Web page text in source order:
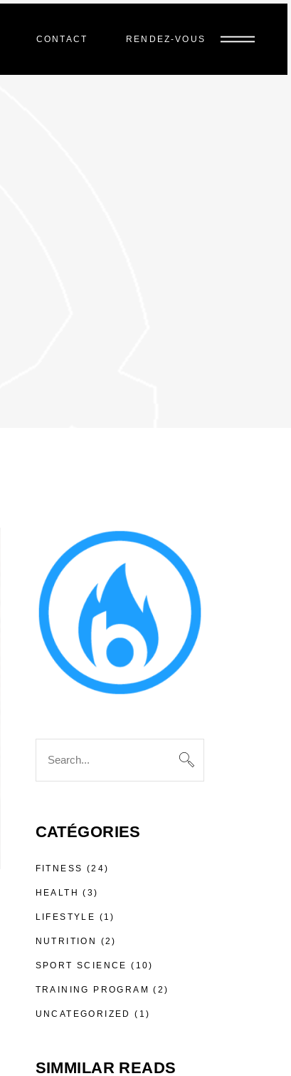
CONTACT RENDEZ-VOUS
CATÉGORIES
FITNESS (24)
HEALTH (3)
LIFESTYLE (1)
NUTRITION (2)
SPORT SCIENCE (10)
TRAINING PROGRAM (2)
UNCATEGORIZED (1)
SIMMILAR READS